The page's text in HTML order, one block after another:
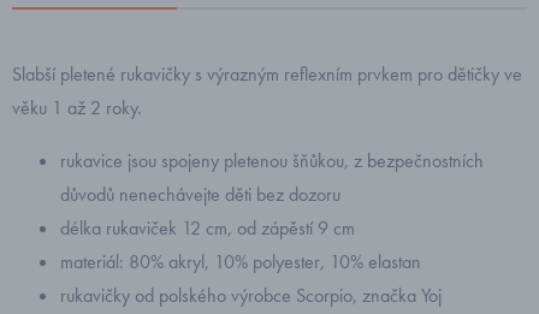
Slabší pletené rukavičky s výrazným reflexním prvkem pro dětičky ve
věku 1 až 2 roky.
rukavice jsou spojeny pletenou šňůkou, z bezpečnostních
důvodů nenechávejte děti bez dozoru
délka rukaviček 12 cm, od zápěstí 9 cm
materiál: 80% akryl, 10% polyester, 10% elastan
rukavičky od polského výrobce Scorpio, značka Yoj